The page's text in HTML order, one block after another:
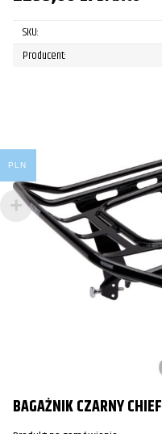
SKU:
Producent:
BAGAŻNIK CZARNY CHIEF
PLN